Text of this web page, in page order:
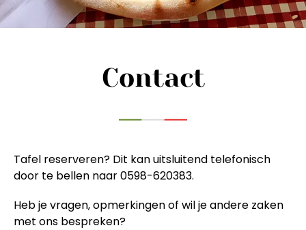
Contact
Tafel reserveren? Dit kan uitsluitend telefonisch
door te bellen naar0598-620383.
Heb je vragen, opmerkingen of wil je andere zaken
met ons bespreken?